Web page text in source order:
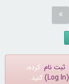
ثبت نام کرده،
(Log In) کنید.